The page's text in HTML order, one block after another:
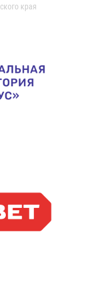
края